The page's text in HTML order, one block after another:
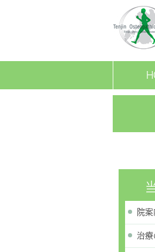
院案
治